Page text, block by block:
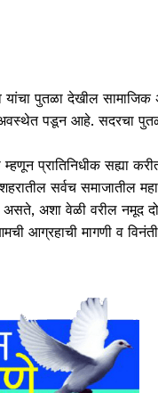
यांचा पुतळा देखील
अवस्थेत पडून आहे. सदरचा
प्रातिनिधीक सह्या
सर्वच समाजातील
अशा वेळी वरील नमूद
आग्रहाची मागणी व